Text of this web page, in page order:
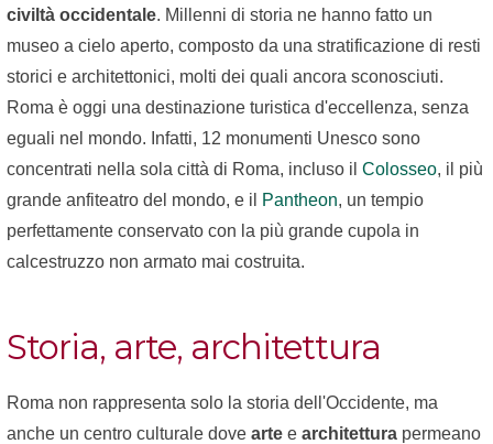
civiltà occidentale. Millenni di storia ne hanno fatto un
museo a cielo aperto, composto da una stratificazione di resti
storici e architettonici, molti dei quali ancora sconosciuti.
Roma è oggi una destinazione turistica d'eccellenza, senza
eguali nel mondo. Infatti, 12 monumenti Unesco sono
concentrati nella sola città di Roma, incluso il Colosseo, il più
grande anfiteatro del mondo, e il
Pantheon, un tempio
perfettamente conservato con la più grande cupola in
calcestruzzo non armato mai costruita.
Storia, arte, architettura
Roma non rappresenta solo la storia dell'Occidente, ma
anche un centro culturale dove arte e architettura permeano